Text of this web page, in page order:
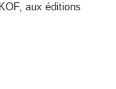
aux éditions